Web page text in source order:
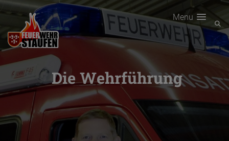
Menu
Die Wehrführung